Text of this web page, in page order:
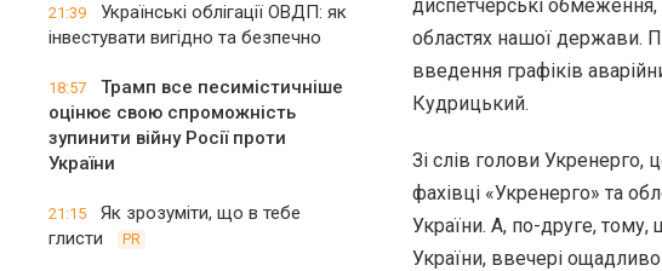
21:39
Українські облігації ОВДП: як
інвестувати вигідно та безпечно
18:57
Трамп все песимістичніше
оцінює свою спроможність
зупинити війну Росії проти
України
21:15
Як зрозуміти, що в тебе
глисти
PR
диспетчерські обмеження,
областях нашої держави.
введення графіків
Кудрицький.
Зі слів голови
фахівці «Укренерго» та
України. А, по-друге, тому,
України, ввечері